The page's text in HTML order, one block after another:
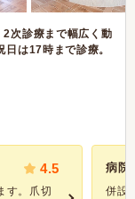
次診療まで幅広く動
は17時まで診療。
4.5
す。爪切
病院
併設